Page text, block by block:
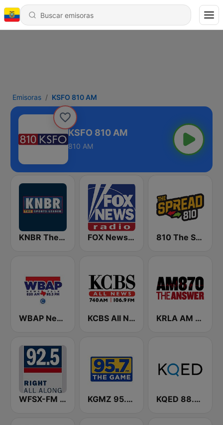
Emisoras KSFO 810 AM
KSFO 810 AM
810 AM
KNBR The Sports Leader 680 AM FOX News Radio 810 The Spread
WBAP News / Talk 820 AM and 96.7 FM KCBS All News 740 AM and 106.9 FM KFRC KRLA AM 870 The Answer
WFSX-FM 92.5 Right All Along (US Only) KGMZ 95.7 The Game FM (US Only) KQED 88.5 and 89.3 FM